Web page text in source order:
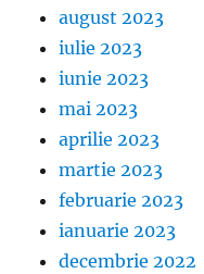
august 2023
iulie 2023
iunie 2023
mai 2023
aprilie 2023
martie 2023
februarie 2023
ianuarie 2023
decembrie 2022